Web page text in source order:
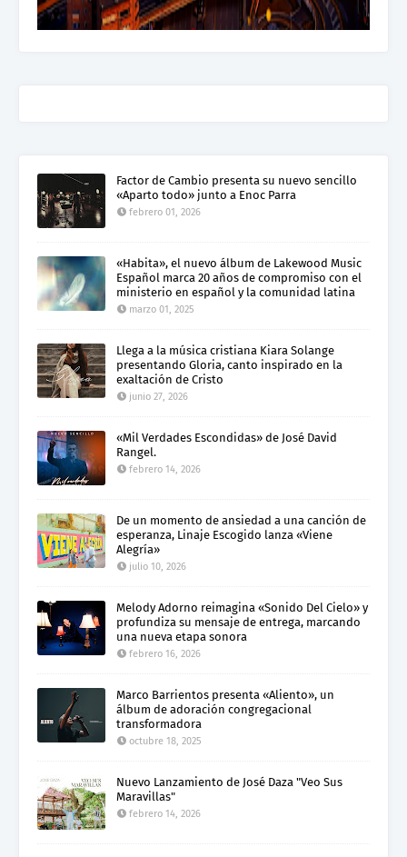
Factor de Cambio presenta su nuevo sencillo
«Aparto todo» junto a Enoc Parra
febrero 01, 2026
«Habita», el nuevo álbum de Lakewood Music
Español marca 20 años de compromiso con el
ministerio en español y la comunidad latina
marzo 01, 2025
Llega a la música cristiana Kiara Solange
presentando Gloria, canto inspirado en la
exaltación de Cristo
junio 27, 2026
«Mil Verdades Escondidas» de José David
Rangel.
febrero 14, 2026
De un momento de ansiedad a una canción de
esperanza, Linaje Escogido lanza «Viene
Alegría»
julio 10, 2026
Melody Adorno reimagina «Sonido Del Cielo» y
profundiza su mensaje de entrega, marcando
una nueva etapa sonora
febrero 16, 2026
Marco Barrientos presenta «Aliento», un
álbum de adoración congregacional
transformadora
octubre 18, 2025
Nuevo Lanzamiento de José Daza "Veo Sus
Maravillas"
febrero 14, 2026